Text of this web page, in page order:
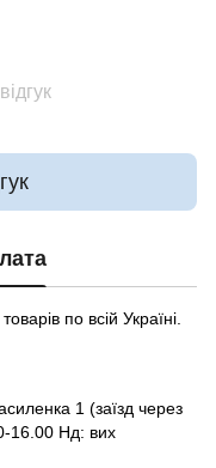
по всій Україні.
1 (заїзд через
16.00 Нд: вих